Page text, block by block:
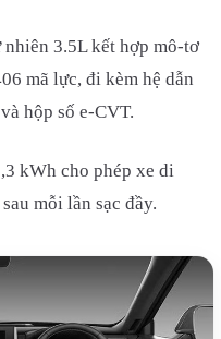
3.5L kết hợp mô-tơ
mã lực, đi kèm hệ dẫn
hộp số e-CVT.
kWh cho phép xe di
mỗi lần sạc đầy.